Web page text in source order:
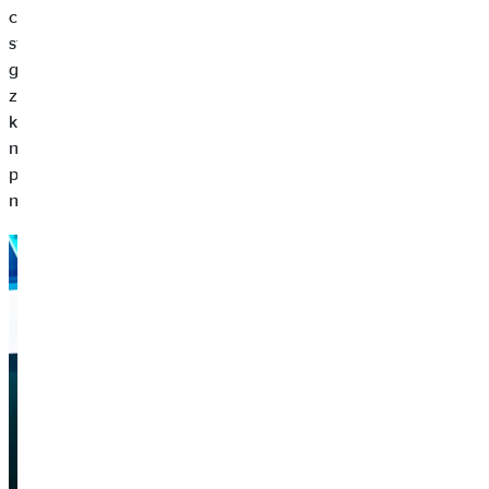
cestě ke strategickému cíli 2027. Očekávám pokračování
stabilního růstu, další posun v digitalizaci a rozvoj nové
generace lídrů. Chceme nadále posilovat značku OVB,
zvyšovat kvalitu poradenství a být atraktivní adresou jak pro
klienty, tak pro nové spolupracovníky. Zároveň věřím, že se
nám podaří ještě více propojit technologický pokrok s lidským
přístupem – což považuji za klíč k dlouhodobému úspěchu v
našem oboru.